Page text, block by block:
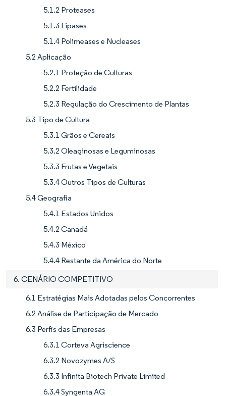
5.1.2 Proteases
5.1.3 Lipases
5.1.4 Polimeases e Nucleases
5.2 Aplicação
5.2.1 Proteção de Culturas
5.2.2 Fertilidade
5.2.3 Regulação do Crescimento de Plantas
5.3 Tipo de Cultura
5.3.1 Grãos e Cereais
5.3.2 Oleaginosas e Leguminosas
5.3.3 Frutas e Vegetais
5.3.4 Outros Tipos de Culturas
5.4 Geografia
5.4.1 Estados Unidos
5.4.2 Canadá
5.4.3 México
5.4.4 Restante da América do Norte
6. CENÁRIO COMPETITIVO
6.1 Estratégias Mais Adotadas pelos Concorrentes
6.2 Análise de Participação de Mercado
6.3 Perfis das Empresas
6.3.1 Corteva Agriscience
6.3.2 Novozymes A/S
6.3.3 Infinita Biotech Private Limited
6.3.4 Syngenta AG